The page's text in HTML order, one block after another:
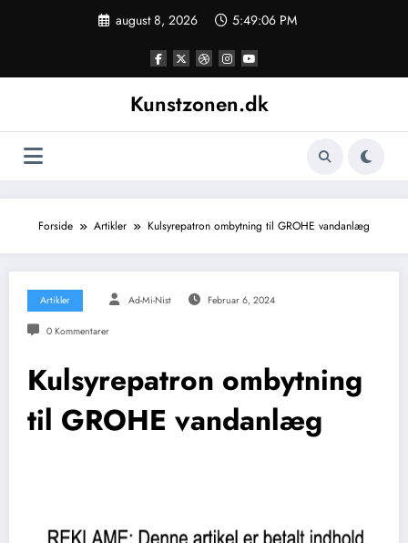
august 8, 2026 5:49:06 PM
Kunstzonen.dk
Forside Artikler Kulsyrepatron ombytning til GROHE vandanlæg
Artikler Ad-Mi-Nist Februar 6, 2024
0 Kommentarer
Kulsyrepatron ombytning
til GROHE vandanlæg